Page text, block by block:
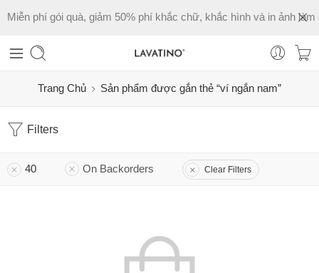
Miễn phí gói quà, giảm 50% phí khắc chữ, khắc hình và in ảnh làm
Trang Chủ Sản phẩm được gắn thẻ “ví ngắn nam”
Filters
40 On Backorders Clear Filters